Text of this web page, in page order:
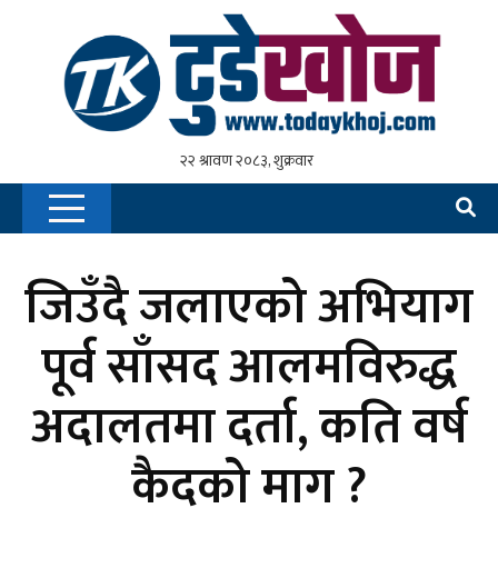
जिउँदै जलाएको अभियाग
पूर्व साँसद आलमविरुद्ध
अदालतमा दर्ता, कति वर्ष
कैदको माग ?